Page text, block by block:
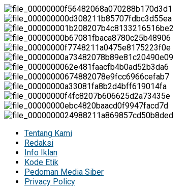
Tentang Kami
Redaksi
Info Iklan
Kode Etik
Pedoman Media Siber
Privacy Policy